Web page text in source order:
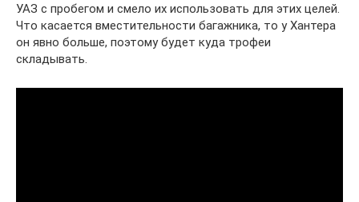
УАЗ с пробегом и смело их использовать для этих целей.
Что касается вместительности багажника, то у Хантера
он явно больше, поэтому будет куда трофеи
складывать.